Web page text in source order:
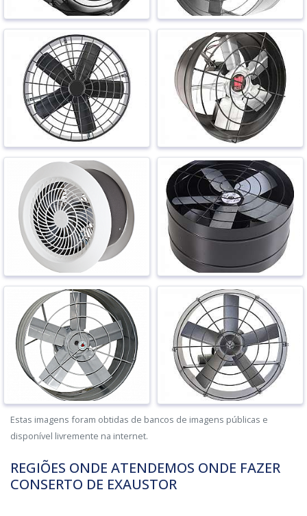
Estas imagens foram obtidas de bancos de imagens públicas e
disponível livremente na internet.
REGIÕES ONDE ATENDEMOS ONDE FAZER
CONSERTO DE EXAUSTOR